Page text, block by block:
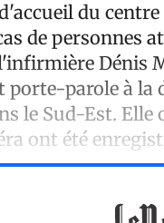
du
de personnes
Dénis
parole à la
le Sud-Est.
ont été